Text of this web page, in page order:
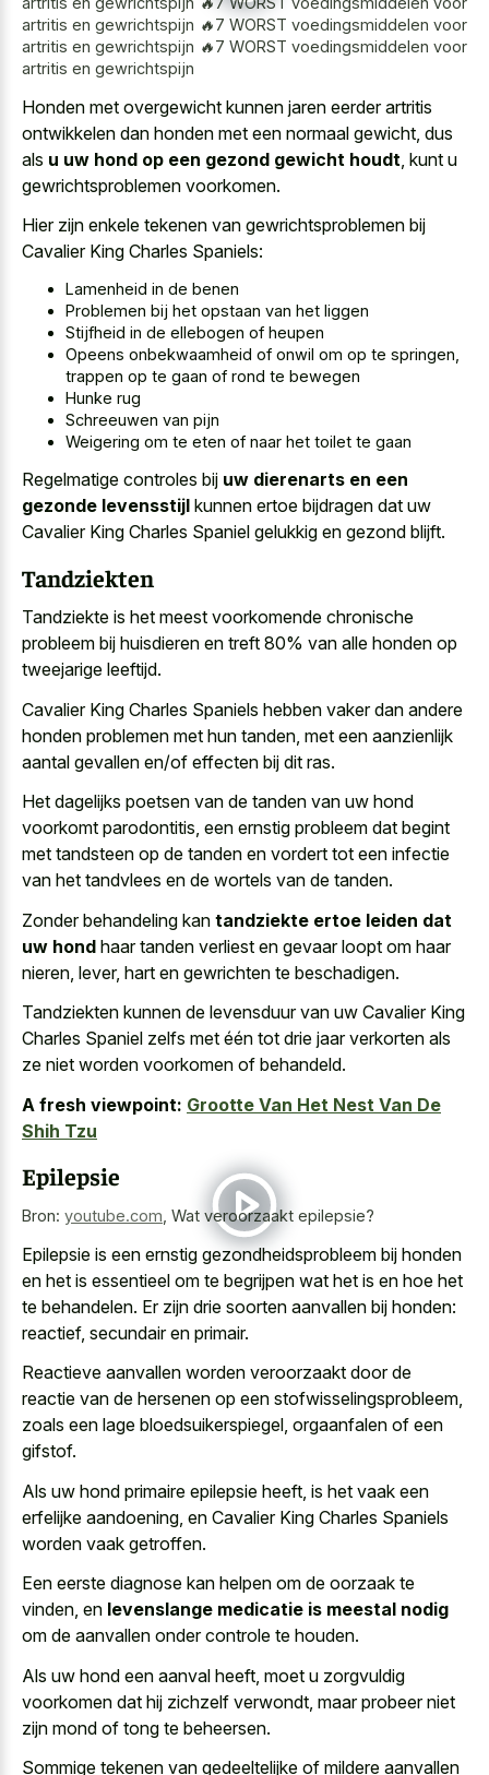
artritis en gewrichtspijn 🔥7 WORST voedingsmiddelen voor
artritis en gewrichtspijn 🔥7 WORST voedingsmiddelen voor
artritis en gewrichtspijn
Honden met overgewicht kunnen jaren eerder artritis
ontwikkelen dan honden met een normaal gewicht, dus
als u uw hond op een gezond gewicht houdt , kunt u
gewrichtsproblemen voorkomen.
Hier zijn enkele tekenen van gewrichtsproblemen bij
Cavalier King Charles Spaniels:
Lamenheid in de benen
Problemen bij het opstaan van het liggen
Stijfheid in de ellebogen of heupen
Opeens onbekwaamheid of onwil om op te springen,
trappen op te gaan of rond te bewegen
Hunke rug
Schreeuwen van pijn
Weigering om te eten of naar het toilet te gaan
Regelmatige controles bij uw dierenarts en een
gezonde levensstijl kunnen ertoe bijdragen dat uw
Cavalier King Charles Spaniel gelukkig en gezond blijft.
Tandziekten
Tandziekte is het meest voorkomende chronische
probleem bij huisdieren en treft 80% van alle honden op
tweejarige leeftijd.
Cavalier King Charles Spaniels hebben vaker dan andere
honden problemen met hun tanden, met een aanzienlijk
aantal gevallen en/of effecten bij dit ras.
Het dagelijks poetsen van de tanden van uw hond
voorkomt parodontitis, een ernstig probleem dat begint
met tandsteen op de tanden en vordert tot een infectie
van het tandvlees en de wortels van de tanden.
Zonder behandeling kan tandziekte ertoe leiden dat
uw hond haar tanden verliest en gevaar loopt om haar
nieren, lever, hart en gewrichten te beschadigen.
Tandziekten kunnen de levensduur van uw Cavalier King
Charles Spaniel zelfs met één tot drie jaar verkorten als
ze niet worden voorkomen of behandeld.
A fresh viewpoint: Grootte Van Het Nest Van De
Shih Tzu
Epilepsie
Bron: youtube.com Wat veroorzaakt epilepsie?
Epilepsie is een ernstig gezondheidsprobleem bij honden
en het is essentieel om te begrijpen wat het is en hoe het
te behandelen. Er zijn drie soorten aanvallen bij honden:
reactief, secundair en primair.
Reactieve aanvallen worden veroorzaakt door de
reactie van de hersenen op een stofwisselingsprobleem,
zoals een lage bloedsuikerspiegel, orgaanfalen of een
gifstof.
Als uw hond primaire epilepsie heeft, is het vaak een
erfelijke aandoening, en Cavalier King Charles Spaniels
worden vaak getroffen.
Een eerste diagnose kan helpen om de oorzaak te
vinden, en levenslange medicatie is meestal nodig
om de aanvallen onder controle te houden.
Als uw hond een aanval heeft, moet u zorgvuldig
voorkomen dat hij zichzelf verwondt, maar probeer niet
zijn mond of tong te beheersen.
Sommige tekenen van gedeeltelijke of mildere aanvallen